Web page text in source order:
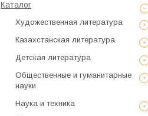
Каталог
Художественная литература
Казахстанская литература
Детская литература
Общественные и гуманитарные
науки
Наука и техника